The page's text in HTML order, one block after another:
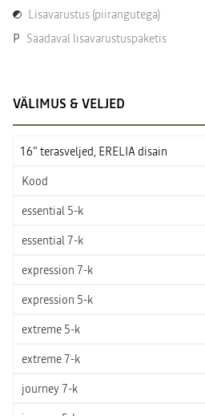
Lisavarustus (piirangutega)
Lisavarustus (piirangutega)
P Saadaval lisavarustuspaketis
VÄLIMUS & VELJED
16" terasveljed, ERELIA disain